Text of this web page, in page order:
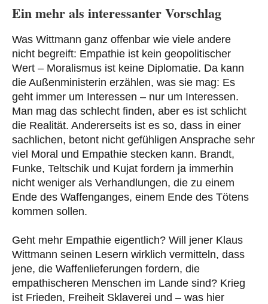
Ein mehr als interessanter Vorschlag
Was Wittmann ganz offenbar wie viele andere
nicht begreift: Empathie ist kein geopolitischer
Wert – Moralismus ist keine Diplomatie. Da kann
die Außenministerin erzählen, was sie mag: Es
geht immer um Interessen – nur um Interessen.
Man mag das schlecht finden, aber es ist schlicht
die Realität. Andererseits ist es so, dass in einer
sachlichen, betont nicht gefühligen Ansprache sehr
viel Moral und Empathie stecken kann. Brandt,
Funke, Teltschik und Kujat fordern ja immerhin
nicht weniger als Verhandlungen, die zu einem
Ende des Waffenganges, einem Ende des Tötens
kommen sollen.
Geht mehr Empathie eigentlich? Will jener Klaus
Wittmann seinen Lesern wirklich vermitteln, dass
jene, die Waffenlieferungen fordern, die
empathischeren Menschen im Lande sind? Krieg
ist Frieden, Freiheit Sklaverei und – was hier